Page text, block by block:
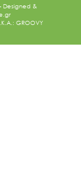
Designed &
GROOVY